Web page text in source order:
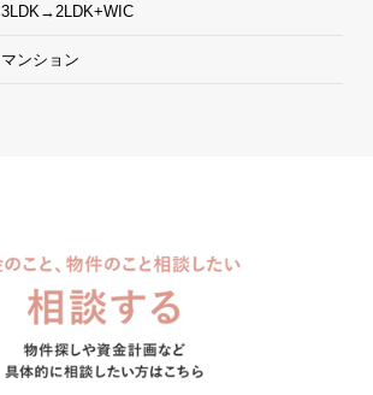
3LDK→2LDK+WIC
マンション